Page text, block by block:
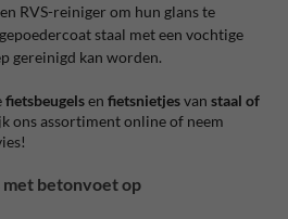
RVS-reiniger om hun glans te
staal met een vochtige
gereinigd kan worden.
fietsbeugelsen fietsnietjesvan staal of
ons assortiment online of neem
betonvoet op